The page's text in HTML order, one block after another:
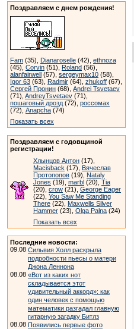
Поздравляем с днем рождения!
Fam (35), Dianaroselle (42), ethnoza
(45), Corvin (51), Roland (56),
alanfairwell (57), sergeymax10 (58),
Igor 63 (63), Radmir (64), zhukoff (67),
Сергей Пронин (68), Andrei Tsvetaev
(71), AndreyTsvetaev (71),
пошаговый дрозд (72), россомах
(72), Anapcha (74)
Показать всех
Поздравляем с годовщиной
регистрации!
Хлынцов Антон (17),
Macisback (17), Вячеслав
Протопопов (19), Nataly
Jones (19), marbl (20), Tia
(20), crow (21), George Eager
(22), You Saw Me Standing
There (22), Maxwells Silver
Hammer (23), Olga Palna (24)
Показать всех
Последние новости:
09.08 Сильвия Холл раскрыла
подробности пьесы о матери
Джона Леннона
08.08 «Вот из каких нот
складывается этот
удивительный аккорд»: как
один человек с помощью
математики разгадал главную
гитарную загадку Битлз
08.08 Появились первые фото